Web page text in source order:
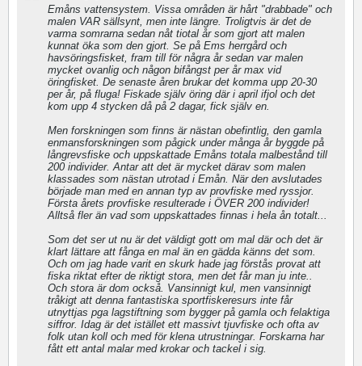
Emåns vattensystem. Vissa områden är hårt "drabbade" och
malen VAR sällsynt, men inte längre. Troligtvis är det de
varma somrarna sedan nåt tiotal år som gjort att malen
kunnat öka som den gjort. Se på Ems herrgård och
havsöringsfisket, fram till för några år sedan var malen
mycket ovanlig och någon bifångst per år max vid
öringfisket. De senaste åren brukar det komma upp 20-30
per år, på fluga! Fiskade själv öring där i april ifjol och det
kom upp 4 stycken då på 2 dagar, fick själv en.
Men forskningen som finns är nästan obefintlig, den gamla
enmansforskningen som pågick under många år byggde på
långrevsfiske och uppskattade Emåns totala malbestånd till
200 individer. Antar att det är mycket därav som malen
klassades som nästan utrotad i Emån. När den avslutades
började man med en annan typ av provfiske med ryssjor.
Första årets provfiske resulterade i ÖVER 200 individer!
Alltså fler än vad som uppskattades finnas i hela ån totalt...
Som det ser ut nu är det väldigt gott om mal där och det är
klart lättare att fånga en mal än en gädda känns det som.
Och om jag hade varit en skurk hade jag förstås provat att
fiska riktat efter de riktigt stora, men det får man ju inte..
Och stora är dom också. Vansinnigt kul, men vansinnigt
tråkigt att denna fantastiska sportfiskeresurs inte får
utnyttjas pga lagstiftning som bygger på gamla och felaktiga
siffror. Idag är det istället ett massivt tjuvfiske och ofta av
folk utan koll och med för klena utrustningar. Forskarna har
fått ett antal malar med krokar och tackel i sig.